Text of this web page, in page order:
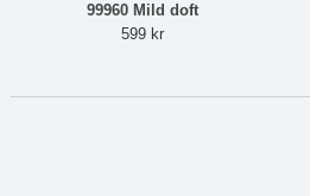
99960 Mild doft
599 kr